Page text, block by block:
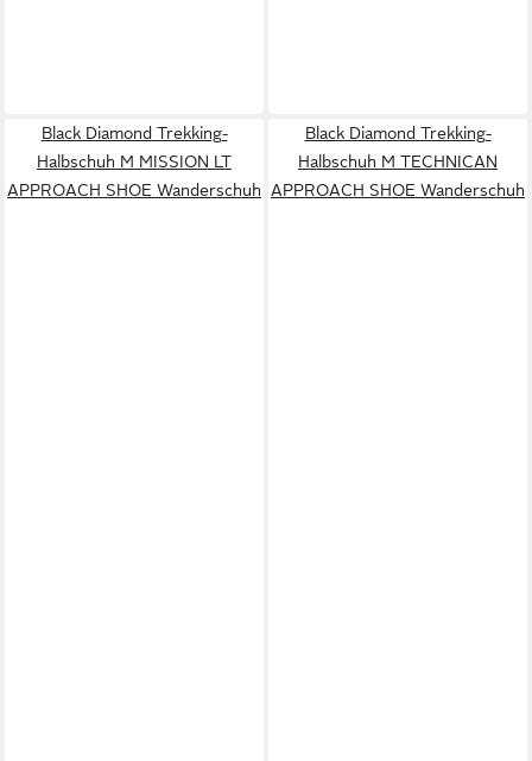
Black Diamond Trekking-
Halbschuh M MISSION LT
APPROACH SHOE Wanderschuh
Black Diamond Trekking-
Halbschuh M TECHNICAN
APPROACH SHOE Wanderschuh